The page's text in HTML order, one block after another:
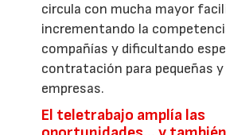
circula con mucha mayor
incrementando la
compañías y dificultando
contratación para pequeñas
empresas.
El teletrabajo amplía las